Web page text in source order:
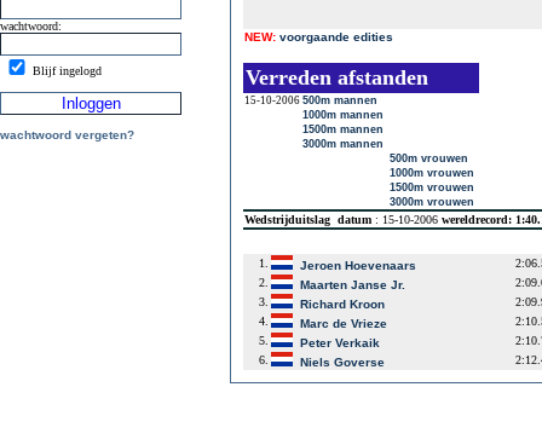
wachtwoord:
Blijf ingelogd
wachtwoord vergeten?
NEW: voorgaande edities
Verreden afstanden
15-10-2006 500m mannen
1000m mannen
1500m mannen
3000m mannen
500m vrouwen
1000m vrouwen
1500m vrouwen
3000m vrouwen
Wedstrijduitslag datum : 15-10-2006 wereldrecord:
1. Jeroen Hoevenaars
2.
Maarten Janse Jr.
3.
Richard Kroon
4.
Marc de Vrieze
5.
Peter Verkaik
6.
Niels Goverse